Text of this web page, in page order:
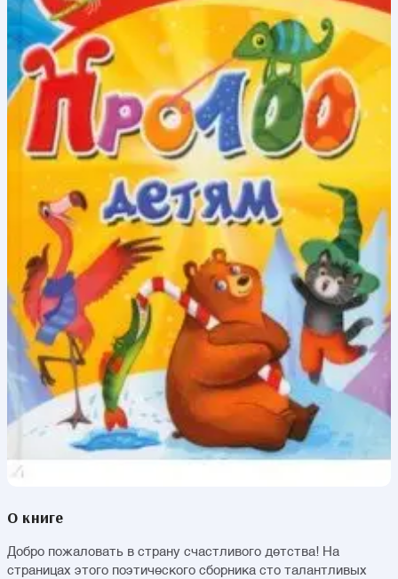
О книге
Добро пожаловать в страну счастливого детства! На
страницах этого поэтического сборника сто талантливых